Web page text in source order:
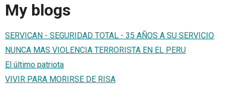
My blogs
SERVICAN - SEGURIDAD TOTAL - 35 AÑOS A SU SERVICIO
NUNCA MAS VIOLENCIA TERRORISTA EN EL PERU
El último patriota
VIVIR PARA MORIRSE DE RISA